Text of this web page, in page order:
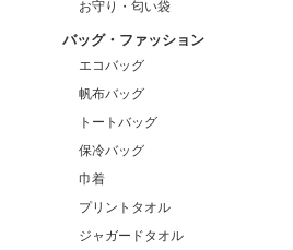
お守り・匂い袋
バッグ・ファッション
エコバッグ
帆布バッグ
トートバッグ
保冷バッグ
巾着
プリントタオル
ジャガードタオル